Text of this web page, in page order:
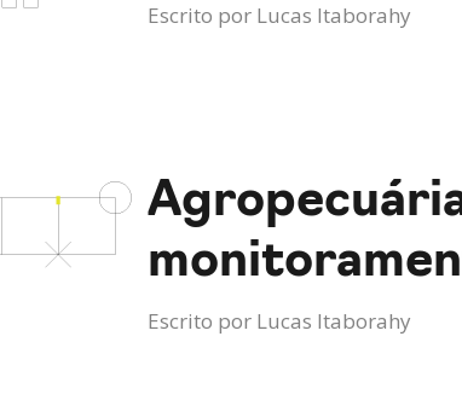
Escrito por Lucas Itaborahy
Escrito por Lucas Itaborahy